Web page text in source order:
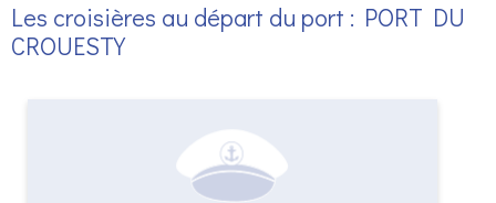
Les croisières au départ du port : PORT DU
CROUESTY